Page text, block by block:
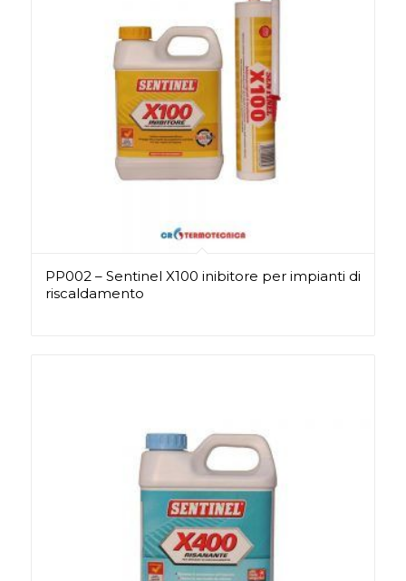
PP002 – Sentinel X100 inibitore per impianti di
riscaldamento